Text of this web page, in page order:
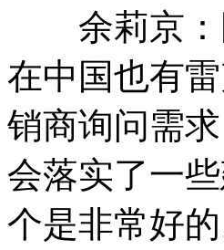
余莉京：
在中国也有
销商询问需
会落实了一
个是非常好